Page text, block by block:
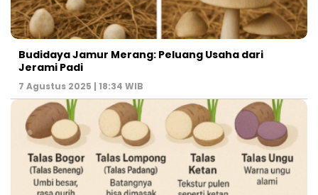
Budidaya Jamur Merang: Peluang Usaha dari
Jerami Padi
7 Agustus 2025 | 18:34 WIB